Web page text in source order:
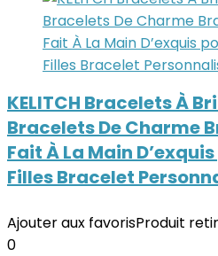
KELITCH Bracelets À
Bracelets De Charme
Fait À La Main
Filles Bracelet
Ajouter aux favorisProduit
0